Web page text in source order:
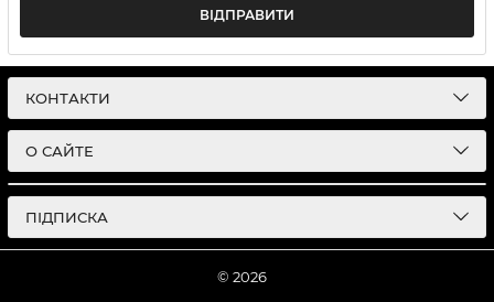
ВІДПРАВИТИ
КОНТАКТИ
О САЙТЕ
ПІДПИСКА
© 2026